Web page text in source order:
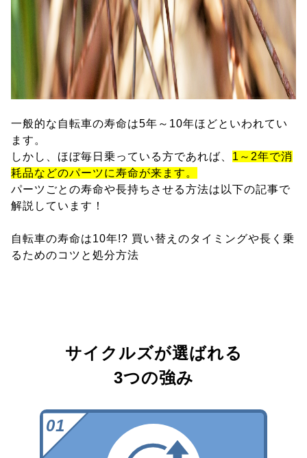
一般的な自転車の寿命は5年～10年ほどといわれてい
ます。
しかし、ほぼ毎日乗っている方であれば、 1～2年で消
耗品などのパーツに寿命が来ます。
パーツごとの寿命や長持ちさせる方法は以下の記事で
解説しています！
自転車の寿命は10年!? 買い替えのタイミングや長く乗
るためのコツと処分方法
サイクルズが選ばれる
3つの強み